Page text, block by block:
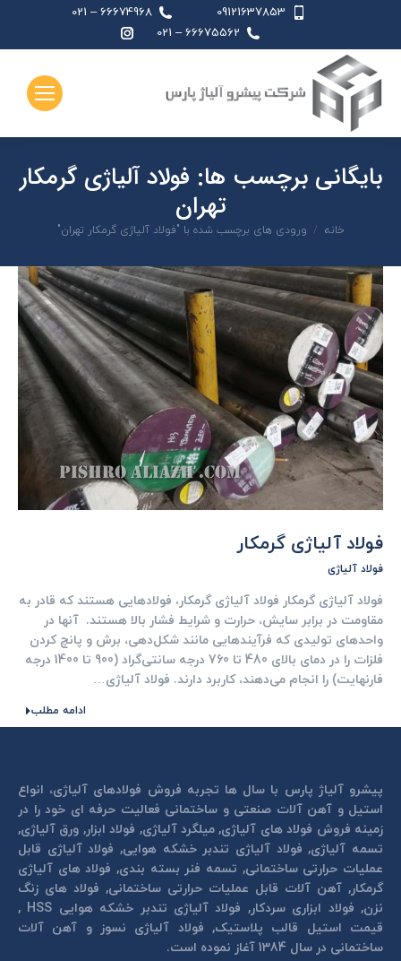
09121637853
66674968 – 021
66675562 – 021
page
بایگانی برچسب ها: فولاد آلياژی گرمكار
تهران
شما اینجا هستید:
خانه ورودی های برچسب شده با "فولاد آلياژی گرمكار تهران"
فولاد آلياژی گرمكار
فولاد آلیاژی
فولاد آلياژی گرمكار فولاد آلياژی گرمكار، فولادهایی هستند که قادر به
مقاومت در برابر سایش، حرارت و شرایط فشار بالا هستند. آنها در
واحدهای تولیدی که فرآیندهایی مانند شکل‌دهی، برش و پانچ کردن
فلزات را در دمای بالای 480 تا 760 درجه سانتی‌گراد (900 تا 1400 درجه
فارنهایت) را انجام می‌دهند، کاربرد دارند. فولاد آلیاژی…
ادامه مطلب
پیشرو آلیاژ پارس با سال ها تجربه فروش فولادهای آلیاژی، انواع
استیل و آهن آلات صنعتی و ساختمانی فعالیت حرفه ای خود را در
زمینه فروش فولاد های آلیاژی, میلگرد آلیاژی, فولاد ابزار, ورق آلیاژی,
تسمه آلیاژی, فولاد آلیاژی تندبر خشكه هوايی, فولاد آلیاژی قابل
عمليات حرارتی ساختمانی, تسمه فنر بسته بندی, فولاد های آلیاژی
گرمكار, آهن آلات قابل عمليات حرارتی ساختمانی, فولاد های زنگ
نزن, فولاد ابزاری سردكار, فولاد آلیاژی تندبر خشكه هوايی HSS ,
قیمت استیل قالب پلاستيک, فولاد آلیاژی نسوز و آهن آلات
ساختمانی در سال 1384 آغاز نموده است.